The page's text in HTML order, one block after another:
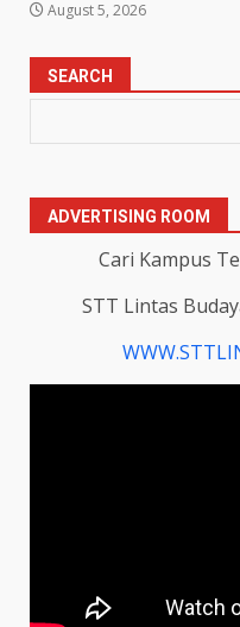
August 5, 2026
SEARCH
ADVERTISING ROOM
Cari Kampus
STT Lintas